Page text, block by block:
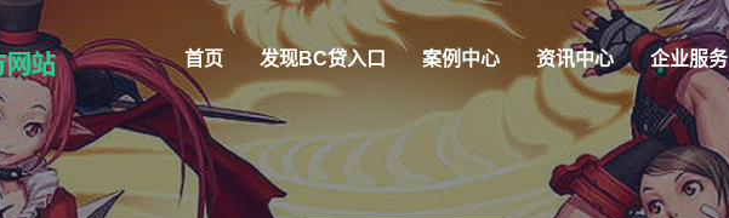
首页 发现BC贷入口 案例中心 资讯中心 企业服务